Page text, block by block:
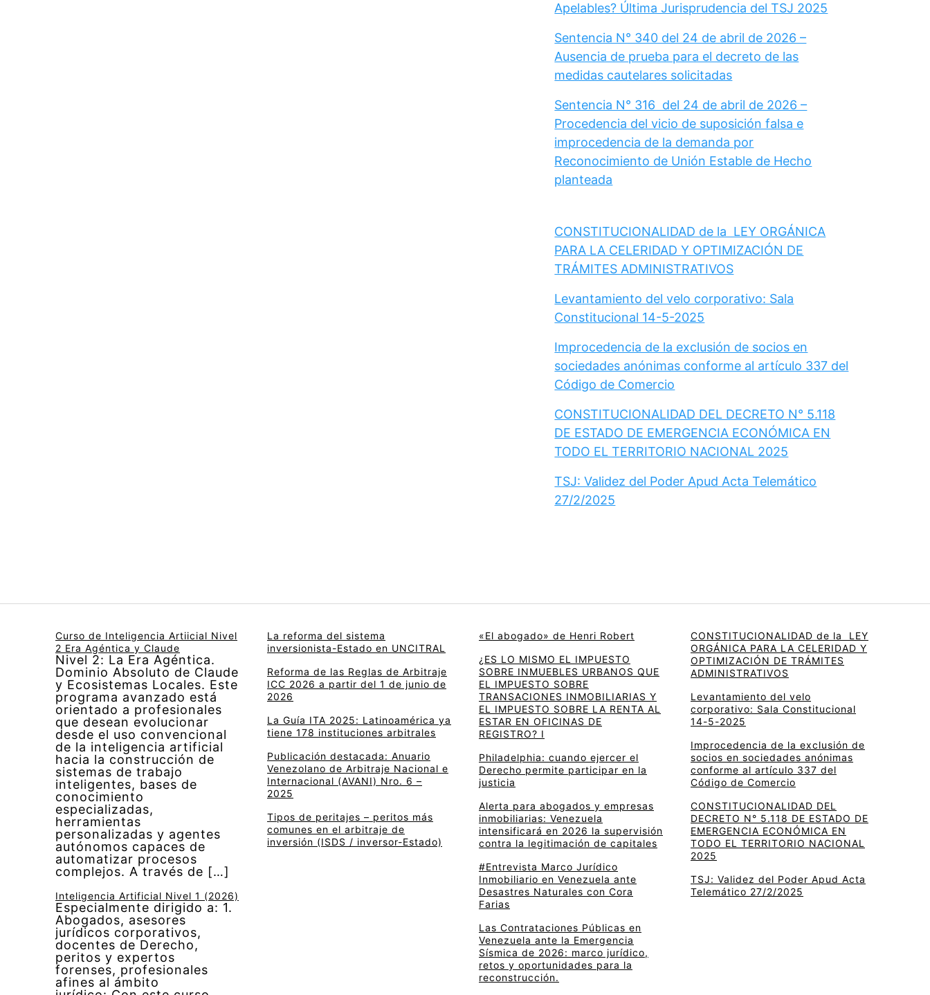
Apelables? Última Jurisprudencia del TSJ 2025
Sentencia N° 340 del 24 de abril de 2026 –
Ausencia de prueba para el decreto de las
medidas cautelares solicitadas
Sentencia N° 316 del 24 de abril de 2026 –
Procedencia del vicio de suposición falsa e
improcedencia de la demanda por
Reconocimiento de Unión Estable de Hecho
planteada
CONSTITUCIONALIDAD de la LEY ORGÁNICA
PARA LA CELERIDAD Y OPTIMIZACIÓN DE
TRÁMITES ADMINISTRATIVOS
Levantamiento del velo corporativo: Sala
Constitucional 14-5-2025
Improcedencia de la exclusión de socios en
sociedades anónimas conforme al artículo 337 del
Código de Comercio
CONSTITUCIONALIDAD DEL DECRETO N° 5.118
DE ESTADO DE EMERGENCIA ECONÓMICA EN
TODO EL TERRITORIO NACIONAL 2025
TSJ: Validez del Poder Apud Acta Telemático
27/2/2025
Curso de Inteligencia Artiicial Nivel
2 Era Agéntica y Claude
Nivel 2: La Era Agéntica.
Dominio Absoluto de Claude
y Ecosistemas Locales. Este
programa avanzado está
orientado a profesionales
que desean evolucionar
desde el uso convencional
de la inteligencia artificial
hacia la construcción de
sistemas de trabajo
inteligentes, bases de
conocimiento
especializadas,
herramientas
personalizadas y agentes
autónomos capaces de
automatizar procesos
complejos. A través de […]
Inteligencia Artificial Nivel 1 (2026)
Especialmente dirigido a: 1.
Abogados, asesores
jurídicos corporativos,
docentes de Derecho,
peritos y expertos
forenses, profesionales
afines al ámbito
La reforma del sistema
inversionista-Estado en UNCITRAL
Reforma de las Reglas de Arbitraje
ICC 2026 a partir del 1 de junio de
2026
La Guía ITA 2025: Latinoamérica ya
tiene 178 instituciones arbitrales
Publicación destacada: Anuario
Venezolano de Arbitraje Nacional e
Internacional (AVANI) Nro. 6 –
2025
Tipos de peritajes – peritos más
comunes en el arbitraje de
inversión (ISDS / inversor-Estado)
«El abogado» de Henri Robert
¿ES LO MISMO EL IMPUESTO
SOBRE INMUEBLES URBANOS QUE
EL IMPUESTO SOBRE
TRANSACIONES INMOBILIARIAS Y
EL IMPUESTO SOBRE LA RENTA AL
ESTAR EN OFICINAS DE
REGISTRO? I
Philadelphia: cuando ejercer el
Derecho permite participar en la
justicia
Alerta para abogados y empresas
inmobiliarias: Venezuela
intensificará en 2026 la supervisión
contra la legitimación de capitales
#Entrevista Marco Jurídico
Inmobiliario en Venezuela ante
Desastres Naturales con Cora
Farias
Las Contrataciones Públicas en
Venezuela ante la Emergencia
Sísmica de 2026: marco jurídico,
retos y oportunidades para la
reconstrucción.
CONSTITUCIONALIDAD de la LEY
ORGÁNICA PARA LA CELERIDAD Y
OPTIMIZACIÓN DE TRÁMITES
ADMINISTRATIVOS
Levantamiento del velo
corporativo: Sala Constitucional
14-5-2025
Improcedencia de la exclusión de
socios en sociedades anónimas
conforme al artículo 337 del
Código de Comercio
CONSTITUCIONALIDAD DEL
DECRETO N° 5.118 DE ESTADO DE
EMERGENCIA ECONÓMICA EN
TODO EL TERRITORIO NACIONAL
2025
TSJ: Validez del Poder Apud Acta
Telemático 27/2/2025